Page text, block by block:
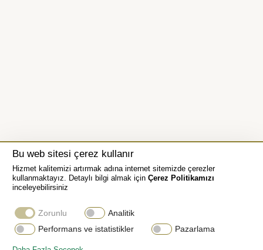
Bu web sitesi çerez kullanır
Hizmet kalitemizi artırmak adına internet sitemizde çerezler
kullanmaktayız. Detaylı bilgi almak için Çerez Politikamızı
inceleyebilirsiniz
Zorunlu
Analitik
Performans ve istatistikler
Pazarlama